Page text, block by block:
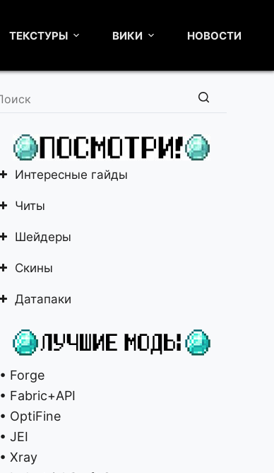
ТЕКСТУРЫ ВИКИ НОВОСТИ
найдено
Интересные гайды
Читы
Шейдеры
Скины
Датапаки
• Forge
• Fabric+API
• OptiFine
• JEI
• Xray